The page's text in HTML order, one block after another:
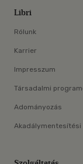
Libri
Rólunk
Karrier
Impresszum
Társadalmi
Adományozás
Akadálymentesítési